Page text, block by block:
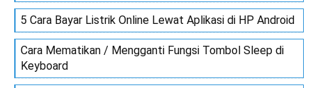
5 Cara Bayar Listrik Online Lewat Aplikasi di HP Android
Cara Mematikan / Mengganti Fungsi Tombol Sleep di
Keyboard